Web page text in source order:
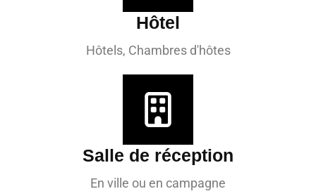
Hôtel
Hôtels, Chambres d'hôtes
Salle de réception
En ville ou en campagne